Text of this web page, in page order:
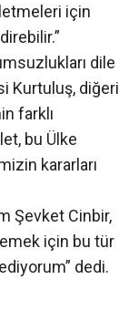
için
dile
Kurtuluş, diğeri
farklı
bu Ülke
kararları
Şevket Cinbir,
için bu tür
dedi.